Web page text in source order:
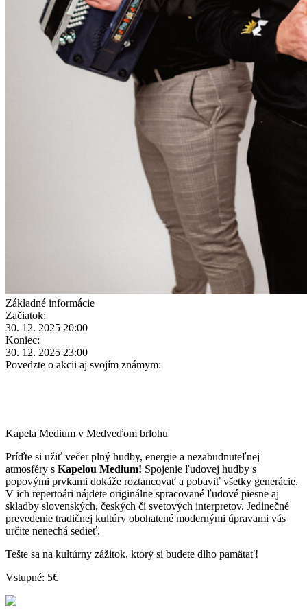
Základné informácie
Začiatok:
30. 12. 2025 20:00
Koniec:
30. 12. 2025 23:00
Povedzte o akcii aj svojím známym:
Kapela Medium v Medveďom brlohu
Príďte si užiť večer plný hudby, energie a nezabudnuteľnej
atmosféry s Kapelou Medium! Spojenie ľudovej hudby s
popovými prvkami dokáže roztancovať a pobaviť všetky generácie.
V ich repertoári nájdete originálne spracované ľudové piesne aj
skladby slovenských, českých či svetových interpretov. Jedinečné
prevedenie tradičnej kultúry obohatené modernými úpravami vás
určite nenechá sedieť.
Tešte sa na kultúrny zážitok, ktorý si budete dlho pamätať!
Vstupné: 5€